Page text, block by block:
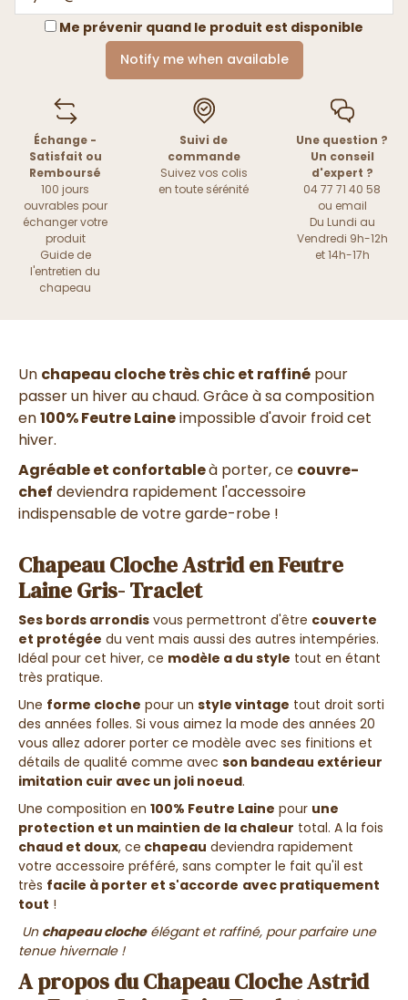
Me prévenir quand le produit est disponible
Notify me when available
Échange -
Satisfait ou
Remboursé
100 jours
ouvrables pour
échanger votre
produit
Guide de
l'entretien du
chapeau
Suivi de
commande
Suivez vos colis
en toute sérénité
Une question ?
Un conseil
d'expert ?
04 77 71 40 58
ou email
Du Lundi au
Vendredi 9h-12h
et 14h-17h
Un chapeau cloche très chic et raffiné pour
passer un hiver au chaud. Grâce à sa composition
en100% Feutre Laineimpossible d'avoir froid cet
hiver.
Agréable et confortableà porter, ce couvre-
chef deviendra rapidement l'accessoire
indispensable de votre garde-robe !
Chapeau Cloche Astrid en Feutre
Laine Gris- Traclet
Ses bords arrondis vous permettront d'être couverte
et protégée du vent mais aussi des autres intempéries.
Idéal pour cet hiver, ce modèle a du style tout en étant
très pratique.
Une forme cloche pour un style vintage tout droit sorti
des années folles. Si vous aimez la mode des années 20
vous allez adorer porter ce modèle avec ses finitions et
détails de qualité comme avec son bandeau extérieur
imitation cuir avec un joli noeud.
Une composition en 100% Feutre Laine pour une
protection et un maintien de la chaleur total. A la fois
chaud et doux, ce chapeau deviendra rapidement
votre accessoire préféré, sans compter le fait qu'il est
très facile à porter et s'accorde avec pratiquement
tout !
Un chapeau clocheélégant et raffiné, pour parfaire une
tenue hivernale !
A propos du Chapeau Cloche Astrid